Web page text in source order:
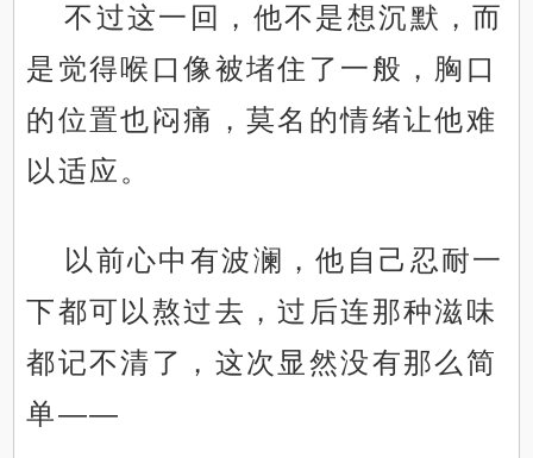
不过这一回，他不是想沉默，而
是觉得喉口像被堵住了一般，胸口
的位置也闷痛，莫名的情绪让他难
以适应。
以前心中有波澜，他自己忍耐一
下都可以熬过去，过后连那种滋味
都记不清了，这次显然没有那么简
单——